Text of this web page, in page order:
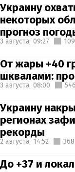
Украину
некоторых
прогноз
3 августа, 09:27
От жары +40
шквалами:
3 августа, 08:00
Украину
регионах
рекорды
2 августа, 14:52
До +37 и